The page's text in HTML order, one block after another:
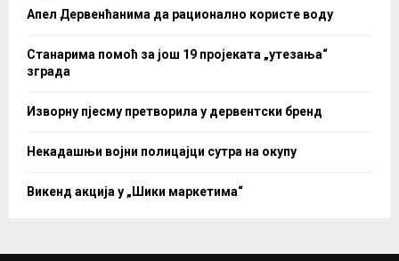
Апел Дервенћанима да рационално користе воду
Станарима помоћ за још 19 пројеката „утезања“
зграда
Изворну пјесму претворила у дервентски бренд
Некадашњи војни полицајци сутра на окупу
Викенд акција у „Шики маркетима“